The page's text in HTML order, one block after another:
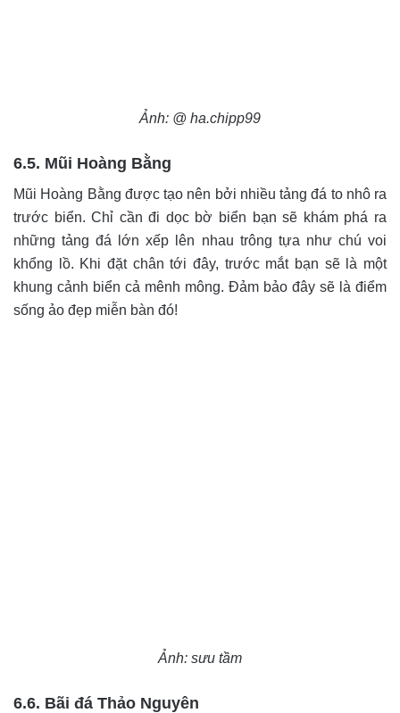
Ảnh: @ ha.chipp99
6.5. Mũi Hoàng Bằng
Mũi Hoàng Bằng được tạo nên bởi nhiều tảng đá to nhô ra
trước biển. Chỉ cần đi dọc bờ biển bạn sẽ khám phá ra
những tảng đá lớn xếp lên nhau trông tựa như chú voi
khổng lồ. Khi đặt chân tới đây, trước mắt bạn sẽ là một
khung cảnh biển cả mênh mông. Đảm bảo đây sẽ là điểm
sống ảo đẹp miễn bàn đó!
Ảnh: sưu tầm
6.6. Bãi đá Thảo Nguyên